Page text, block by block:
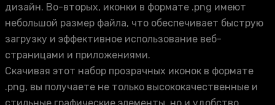
дизайн. Во-вторых, иконки в формате .png имеют
небольшой размер файла, что обеспечивает быструю
загрузку и эффективное использование веб-
страницами и приложениями.
Скачивая этот набор прозрачных иконок в формате
.png, вы получаете не только высококачественные и